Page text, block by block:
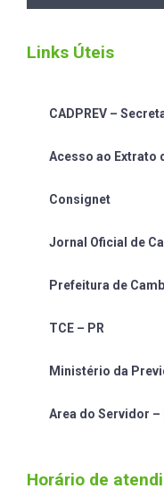
Links Úteis
CADPREV –
Acesso ao Extrato
Consignet
Jornal Oficial de
Prefeitura de
TCE – PR
Ministério da
Area do Servidor –
Horário de